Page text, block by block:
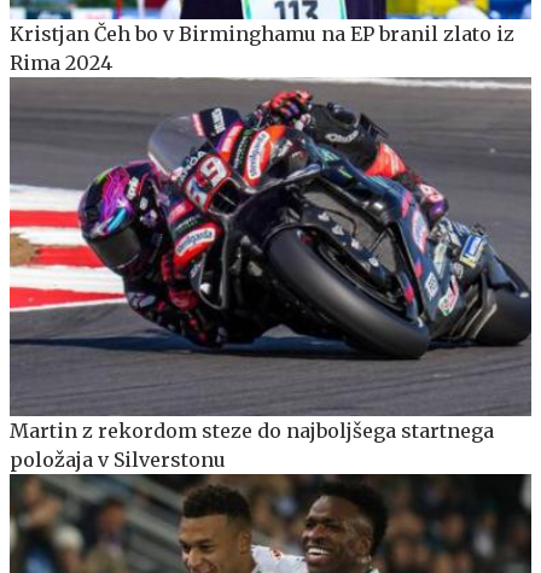
Kristjan Čeh bo v Birminghamu na EP branil zlato iz
Rima 2024
Martin z rekordom steze do najboljšega startnega
položaja v Silverstonu